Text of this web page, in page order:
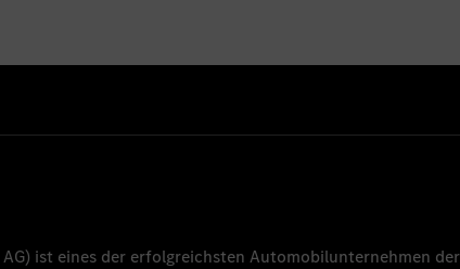
) ist eines der erfolgreichsten Automobilunternehmen